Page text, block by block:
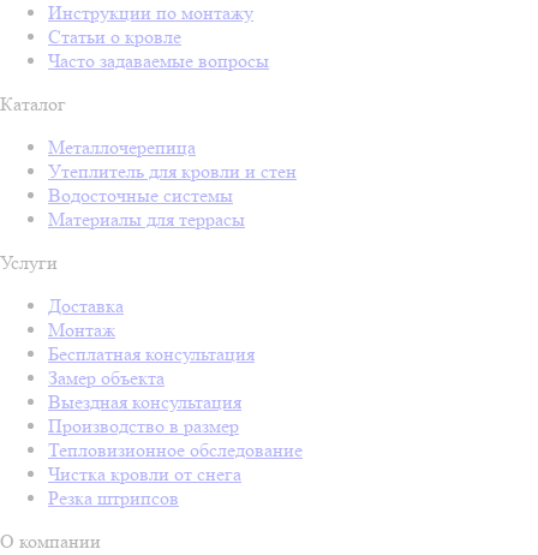
Инструкции по монтажу
Статьи о кровле
Часто задаваемые вопросы
Каталог
Металлочерепица
Утеплитель для кровли и стен
Водосточные системы
Материалы для террасы
Услуги
Доставка
Монтаж
Бесплатная консультация
Замер объекта
Выездная консультация
Производство в размер
Тепловизионное обследование
Чистка кровли от снега
Резка штрипсов
О компании